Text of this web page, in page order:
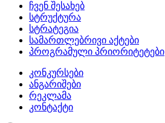
ჩვენ შესახებ
სტრუქტურა
სტრატეგია
სამართლებრივი აქტები
პროგრამული პრიორიტეტები
კონკურსები
ანგარიშები
რეკლამა
კონტაქტი